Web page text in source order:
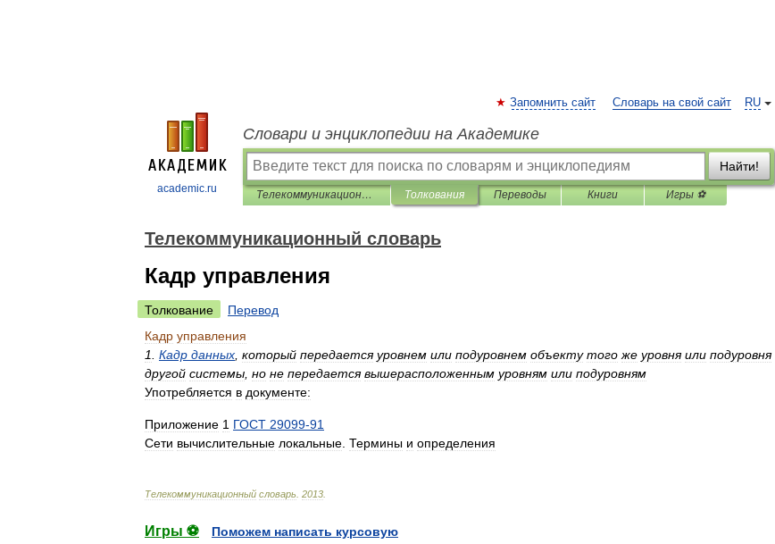
academic.ru
RU
Запомнить сайт Словарь на свой сайт
Словари и энциклопедии на Академике
Найти!
Телекоммуникационный словарь Толкования Переводы Книги Игры ⚽
Телекоммуникационный словарь
Кадр управления
Толкование
Перевод
Кадр управления
1
Кадр данных который передается уровнем или подуровнем объекту того же уровня или подуровня
другой системы но не передается вышерасположенным уровням или подуровням
Употребляется в документе:
Приложение 1 ГОСТ 29099-91
Сети вычислительные локальные Термины и определения
Телекоммуникационный словарь 2013
Игры ⚽
Поможем написать курсовую